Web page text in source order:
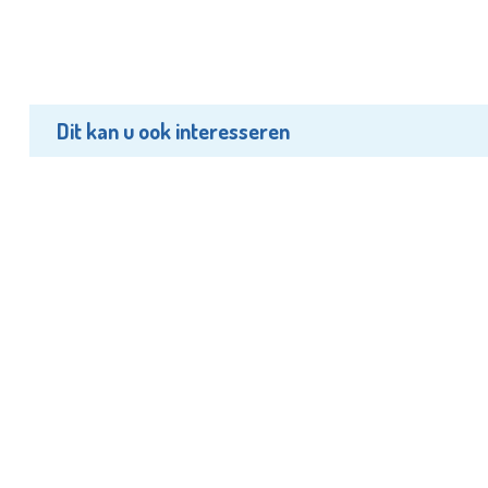
Dit kan u ook interesseren